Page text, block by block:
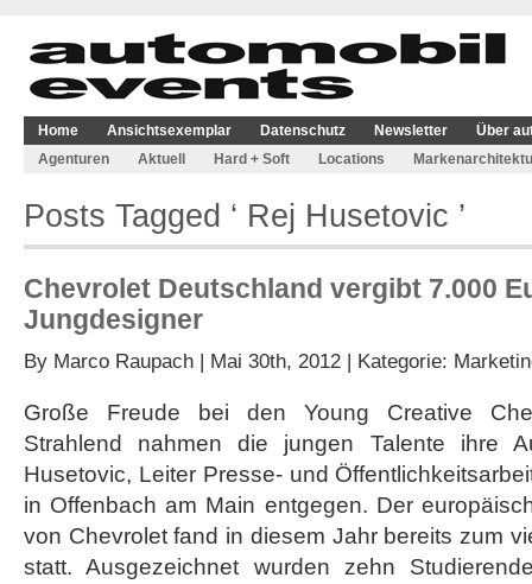
Home Ansichtsexemplar Datenschutz Newsletter
Über
Agenturen
Aktuell Hard + Soft Locations
Posts Tagged ‘ Rej Husetovic ’
Chevrolet Deutschland vergibt 7.000
Jungdesigner
By Marco Raupach | Mai 30th, 2012 | Kategorie:
Große Freude bei den Young Creative
Strahlend nahmen die jungen Talente ihre
Husetovic, Leiter Presse- und
in Offenbach am Main entgegen. Der
von Chevrolet fand in diesem Jahr bereits zum
statt. Ausgezeichnet wurden zehn